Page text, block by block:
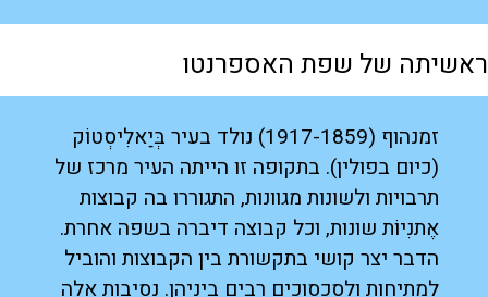
ראשיתה של שפת האספרנטו
זמנהוף (1917-1859) נולד בעיר בְּיַאלִיסְטוֹק
(כיום בפולין). בתקופה זו הייתה העיר מרכז של
תרבויות ולשונות מגוונות, התגוררו בה קבוצות
אֶתנִיוֹת שונות, וכל קבוצה דיברה בשפה אחרת.
הדבר יצר קושי בתקשורת בין הקבוצות והוביל
למתיחות ולסכסוכים רבים ביניהן. נסיבות אלה